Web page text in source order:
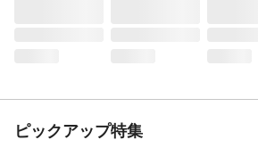
ピックアップ特集